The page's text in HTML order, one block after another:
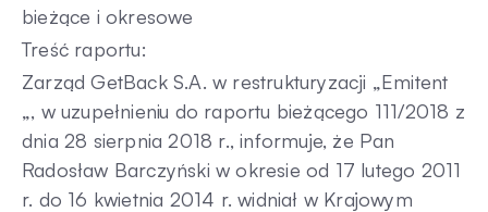
bieżące i okresowe
Treść raportu:
Zarząd GetBack S.A. w restrukturyzacji „Emitent
„, w uzupełnieniu do raportu bieżącego 111/2018 z
dnia 28 sierpnia 2018 r., informuje, że Pan
Radosław Barczyński w okresie od 17 lutego 2011
r. do 16 kwietnia 2014 r. widniał w Krajowym